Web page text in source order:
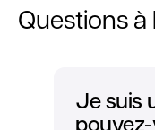
Questions
Je suis